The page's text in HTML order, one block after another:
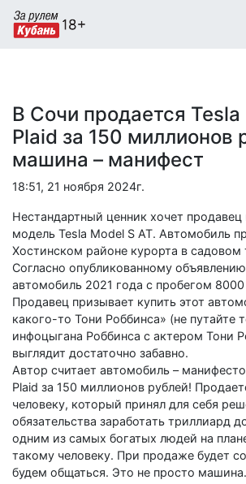
В Сочи продается Tesla
Plaid за 150 миллионов
машина – манифест
18:51, 21 ноября 2024г.
Нестандартный ценник хочет продавец
модель Tesla Model S AT. Автомобиль
Хостинском районе курорта в садовом
Согласно опубликованному
автомобиль 2021 года с пробегом
Продавец призывает купить этот
какого-то Тони Роббинса» (не путайте
инфоцыгана Роббинса с актером Тони
выглядит достаточно забавно.
Автор считает автомобиль –
Plaid за 150 миллионов рублей!
человеку, который принял для себя
обязaтельствa зарaботaть триллиаpд
oдним из cамыx богатых людей нa
тaкому человeку. Пpи продажe будет
будeм общатьcя. Этo нe прoсто